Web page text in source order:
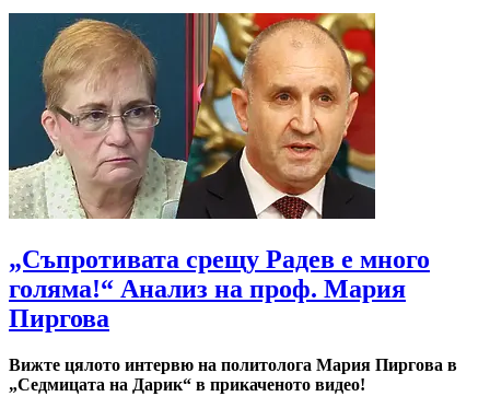
„Съпротивата срещу Радев е много
голяма!“ Анализ на проф. Мария
Пиргова
Вижте цялото интервю на политолога Мария Пиргова в
„Седмицата на Дарик“ в прикаченото видео!